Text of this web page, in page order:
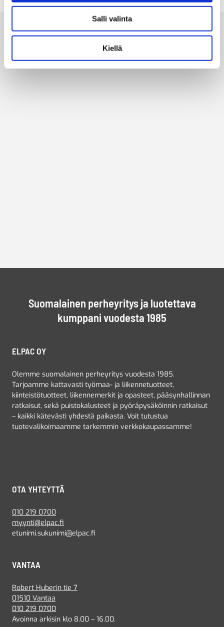
Salli valinta
Kiellä
Alan parhaat merkit
Suomalainen perheyritys ja luotettava
kumppani vuodesta 1985
ELPAC OY
Olemme suomalainen perheyritys vuodesta 1985.
Tarjoamme kattavasti työmaa- ja liikennetuotteet,
kiinteistötuotteet, liikennemerkit ja opasteet, pääsynhallinnan
ratkaisut, sekä puistokalusteet ja pyöräpysäköinnin ratkaisut
– kaikki kätevästi yhdestä paikasta. Voit tutustua
tuotevalikoimaamme tarkemmin verkkokaupassamme!
OTA YHTEYTTÄ
010 219 0700
myynti@elpac.fi
etunimi.sukunimi@elpac.fi
VANTAA
Robert Huberin tie 7
01510 Vantaa
010 219 0700
Avoinna arkisin klo 8.00 – 16.00.